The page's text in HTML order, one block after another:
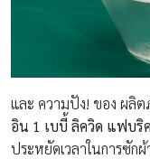
และ ความปัง! ของ ผลิ
อิน 1 เบบี้ ลิควิด แฟบริ
ประหยัดเวลาในการซัก